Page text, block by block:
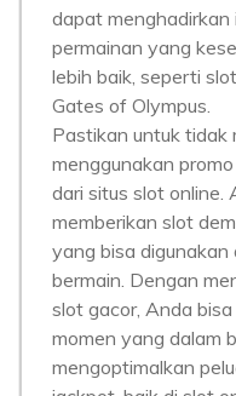
dapat
permainan yang
lebih baik, seperti
Gates of Olympus.
Pastikan untuk
menggunakan
dari situs slot online.
memberikan slot
yang bisa digunakan
bermain. Dengan
slot gacor, Anda
momen yang dalam
mengoptimalkan